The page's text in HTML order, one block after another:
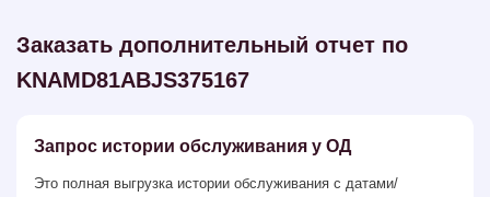
Заказать дополнительный отчет по
KNAMD81ABJS375167
Запрос истории обслуживания у ОД
Это полная выгрузка истории обслуживания с датами/